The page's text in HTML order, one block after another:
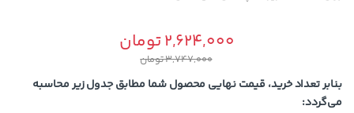
2,624,000تومان
3,747,000تومان
بنابر تعداد خرید، قیمت نهایی محصول شما مطابق جدول زیر محاسبه
می‌گردد: